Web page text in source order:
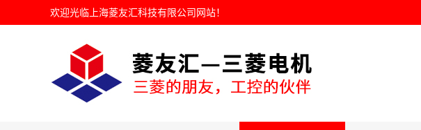
欢迎光临 上海菱友汇科技有限公司网站！